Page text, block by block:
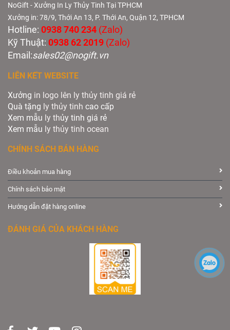
NoGift - Xưởng In Ly Thủy Tinh Tại TPHCM
Xưởng in: 78/9, Thới An 13, P. Thới An, Quận 12, TPHCM
Hotline: 0938 740 234 (Zalo)
Kỹ Thuật: 0938 62 2019 (Zalo)
Email:sales02@nogift.vn
LIÊN KẾT WEBSITE
Xưởng in logo lên ly thủy tinh giá rẻ
Quà tặng ly thủy tinh cao cấp
Xem mẫu ly thủy tinh giá rẻ
Xem mẫu ly thủy tinh ocean
CHÍNH SÁCH BÁN HÀNG
Điều khoản mua hàng
Chính sách bảo mật
Hướng dẫn đặt hàng online
ĐÁNH GIÁ CỦA KHÁCH HÀNG